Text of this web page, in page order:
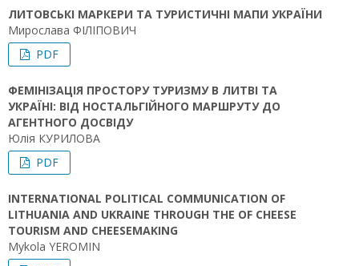
ЛИТОВСЬКІ МАРКЕРИ ТА ТУРИСТИЧНІ МАПИ УКРАЇНИ
Мирослава ФІЛІПОВИЧ
PDF
ФЕМІНІЗАЦІЯ ПРОСТОРУ ТУРИЗМУ В ЛИТВІ ТА
УКРАЇНІ: ВІД НОСТАЛЬГІЙНОГО МАРШРУТУ ДО
АГЕНТНОГО ДОСВІДУ
Юлія КУРИЛОВА
PDF
INTERNATIONAL POLITICAL COMMUNICATION OF
LITHUANIA AND UKRAINE THROUGH THE OF CHEESE
TOURISM AND CHEESEMAKING
Mykola YEROMIN